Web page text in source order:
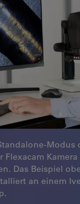
Modus
Flexacam
Das Beispiel
an einem